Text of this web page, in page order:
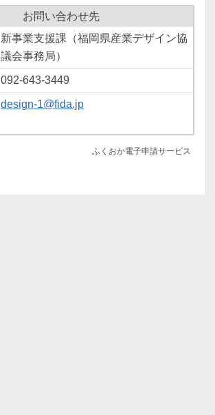
お問い合わせ先
新事業支援課（福岡県産業デザイン協
議会事務局）
092-643-3449
design-1@fida.jp
ふくおか電子申請サービス